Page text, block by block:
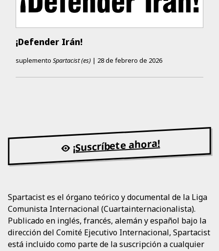
¡Defender Irán!
suplemento Spartacist (es) | 28 de febrero de 2026
¡Suscríbete ahora!
Spartacist es el órgano teórico y documental de la Liga
Comunista Internacional (Cuartainternacionalista).
Publicado en inglés, francés, alemán y español bajo la
dirección del Comité Ejecutivo Internacional, Spartacist
está incluido como parte de la suscripción a cualquier